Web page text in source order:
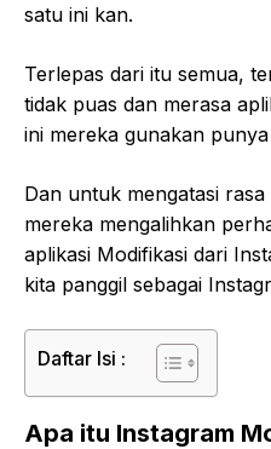
satu ini kan.
Terlepas dari itu semua,
tidak puas dan merasa
ini mereka gunakan
Dan untuk mengatasi
mereka mengalihkan
aplikasi Modifikasi dari
kita panggil sebagai
Daftar Isi :
Apa itu Instagram